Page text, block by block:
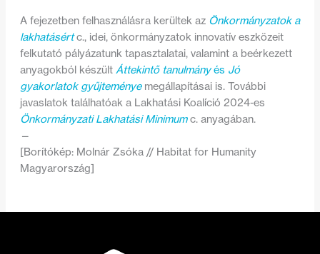
A fejezetben felhasználásra kerültek az Önkormányzatok a
lakhatásértc., idei, önkormányzatok innovatív eszközeit
felkutató pályázatunk tapasztalatai, valamint a beérkezett
anyagokból készült Áttekintő tanulmányés Jó
gyakorlatok gyűjteményemegállapításai is. További
javaslatok találhatóak a Lakhatási Koalíció 2024-es
Önkormányzati Lakhatási Minimumc. anyagában.
—
[Borítókép: Molnár Zsóka // Habitat for Humanity
Magyarország]